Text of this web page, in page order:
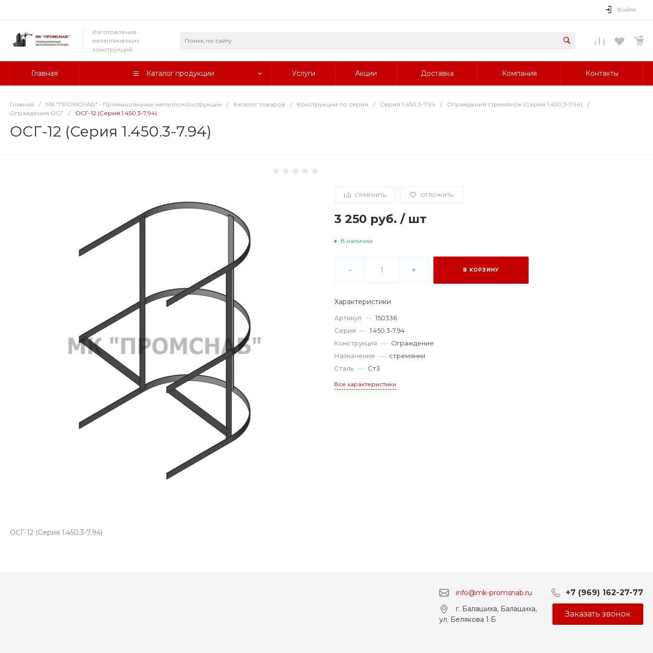
Войти
Изготовление
металлических
конструкций
Главная Каталог продукции Услуги Акции Доставка Компания Контакты
Главная / МК "ПРОМСНАБ" - Промышленные металлоконструкции / Каталог товаров / Конструкции по серии / Серия 1.450.3-7.94 / Ограждения стремянок (Серия 1.450.3-7.94)
/
Ограждения ОСГ
/ ОСГ-12 (Серия 1.450.3-7.94)
ОСГ-12 (Серия 1.450.3-7.94)
СРАВНИТЬ ОТЛОЖИТЬ
3 250 руб. / шт
В наличии
- + В КОРЗИНУ
Характеристики
Артикул — 150336
Серия — 1.450.3-7.94
Конструкция — Ограждение
Назначение — стремянки
Сталь — Ст3
Все характеристики
ОСГ-12 (Серия 1.450.3-7.94)
info@mk-promsnab.ru +7 (969) 162-27-77
г. Балашиха, Балашиха,
ул. Белякова 1 Б
Заказать звонок